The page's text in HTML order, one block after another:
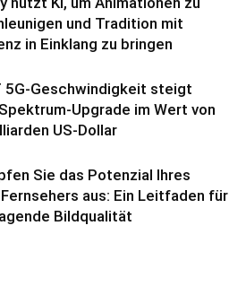
und Tradition mit
in Einklang zu bringen
5G-Geschwindigkeit steigt
Upgrade im Wert von
US-Dollar
Sie das Potenzial Ihres
aus: Ein Leitfaden für
Bildqualität